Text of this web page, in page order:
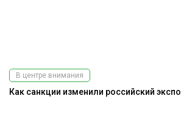
В центре внимания
Как санкции изменили российский